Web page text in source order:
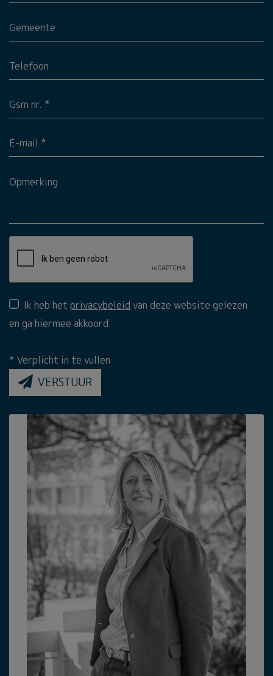
Ik heb het privacybeleid van deze website gelezen
en ga hiermee akkoord.
* Verplicht in te vullen
VERSTUUR